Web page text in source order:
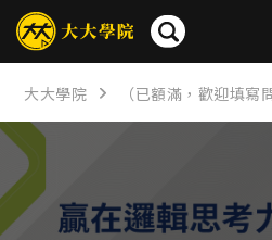
簡介 問卷 公告
大大學院 （已額滿，歡迎填